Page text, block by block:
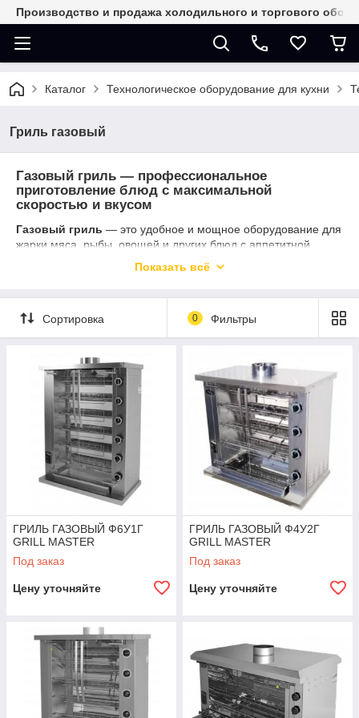
Производство и продажа холодильного и торгового
Каталог Технологическое оборудование для кухни
Гриль газовый
Газовый гриль — профессиональное
приготовление блюд с максимальной
скоростью и вкусом
Газовый гриль — это удобное и мощное оборудование для
жарки мяса, рыбы, овощей и других блюд с аппетитной
фудтраков, столовых и зон открытого приготовления.
сочности.
Быстрый розжиг и нагрев
— без длительной
подготовки и угля
Равномерное распределение жара— для
стабильного результата на каждой порции
Экономичность
— низкий расход газа при высокой
производительности
Удобство эксплуатации
— поворотные
регуляторы, поддоны для жира, съёмные решётки
— устойчив к
высоким температурам, легко моется
Варианты исполнения
— настольные и напольные
модели, с рифлёной и гладкой поверхностью, с
Стейков, шашлыков, бургеров, курицы-гриль
Морепродуктов и овощей
Быстрого приготовления блюд на открытой кухне или
летней площадке
Показать всё
Сортировка 0 Фильтры
ГРИЛЬ ГАЗОВЫЙ Ф6У1Г
GRILL MASTER
Под заказ
Цену уточняйте
ГРИЛЬ ГАЗОВЫЙ Ф4У2Г
GRILL MASTER
Под заказ
Цену уточняйте